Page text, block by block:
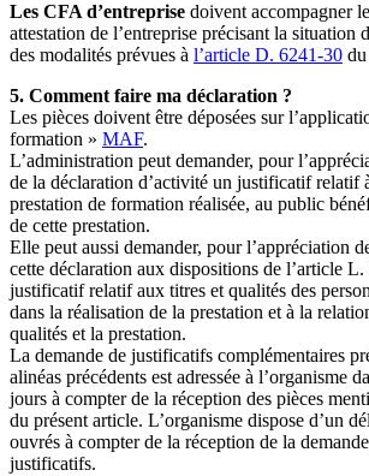
Les CFA d’entreprise doivent accompagner
attestation de l’entreprise précisant la situation
des modalités prévues à l’article D. 6241-30
5. Comment faire ma déclaration ?
Les pièces doivent être déposées sur
formation » MAF.
L’administration peut demander, pour
de la déclaration d’activité un justificatif relatif
prestation de formation réalisée, au public
de cette prestation.
Elle peut aussi demander, pour l’appréciation
cette déclaration aux dispositions de l’article
justificatif relatif aux titres et qualités des
dans la réalisation de la prestation et à la
qualités et la prestation.
La demande de justificatifs complémentaires
alinéas précédents est adressée à l’organisme
jours à compter de la réception des pièces
du présent article. L’organisme dispose d’un
ouvrés à compter de la réception de la
justificatifs.